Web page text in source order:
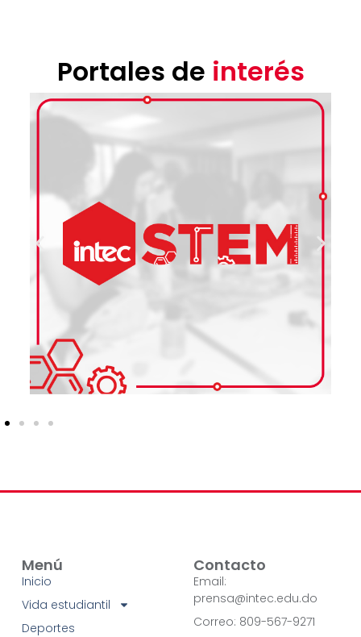
Portales de interés
Menú
Inicio
Vida estudiantil
Deportes
Contacto
Email:
prensa@intec.edu.do
Correo: 809-567-9271